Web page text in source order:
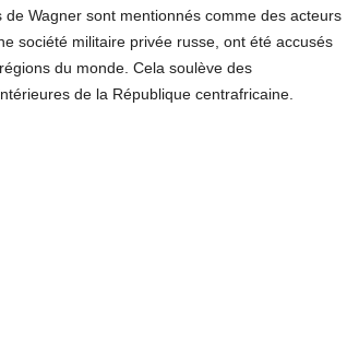
Wagner sont mentionnés comme des acteurs
société militaire privée russe, ont été accusés
du monde. Cela soulève des
de la République centrafricaine.